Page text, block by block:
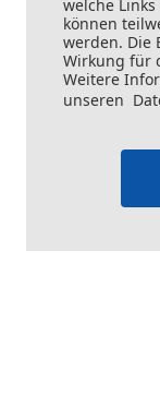
welche
können
werden. Die
Wirkung für
Weitere
unseren